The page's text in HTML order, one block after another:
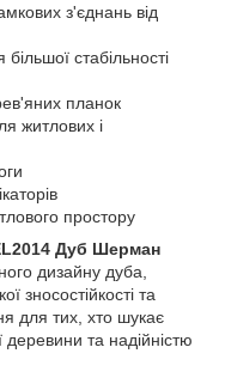
з'єднань від
більшої стабільності
планок
житлових і
простору
Дуб Шерман
дизайну дуба,
зносостійкості та
для тих, хто шукає
деревини та надійністю